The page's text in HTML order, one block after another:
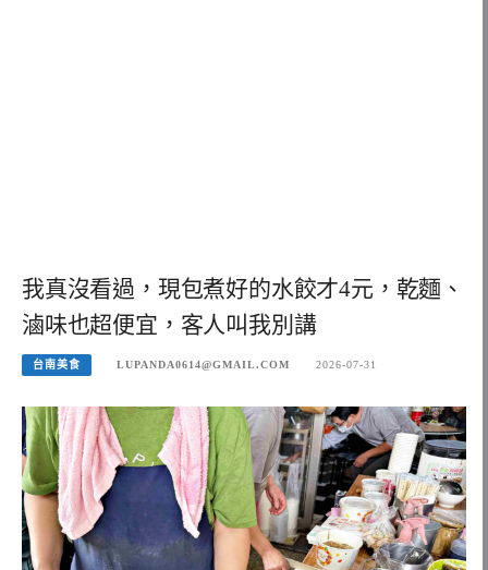
我真沒看過，現包煮好的水餃才4元，乾麵、
滷味也超便宜，客人叫我別講
台南美食 LUPANDA0614@GMAIL.COM 2026-07-31